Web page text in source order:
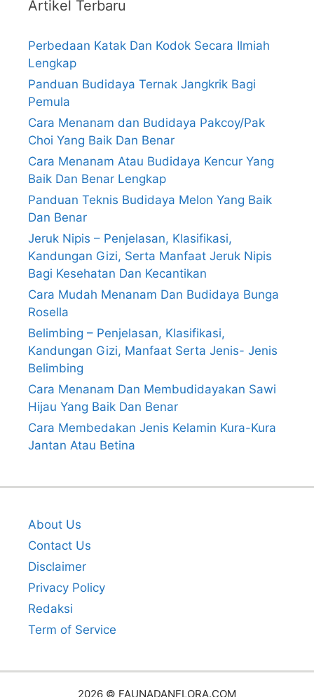
Artikel Terbaru
Perbedaan Katak Dan Kodok Secara Ilmiah
Lengkap
Panduan Budidaya Ternak Jangkrik Bagi
Pemula
Cara Menanam dan Budidaya Pakcoy/Pak
Choi Yang Baik Dan Benar
Cara Menanam Atau Budidaya Kencur Yang
Baik Dan Benar Lengkap
Panduan Teknis Budidaya Melon Yang Baik
Dan Benar
Jeruk Nipis – Penjelasan, Klasifikasi,
Kandungan Gizi, Serta Manfaat Jeruk Nipis
Bagi Kesehatan Dan Kecantikan
Cara Mudah Menanam Dan Budidaya Bunga
Rosella
Belimbing – Penjelasan, Klasifikasi,
Kandungan Gizi, Manfaat Serta Jenis- Jenis
Belimbing
Cara Menanam Dan Membudidayakan Sawi
Hijau Yang Baik Dan Benar
Cara Membedakan Jenis Kelamin Kura-Kura
Jantan Atau Betina
About Us
Contact Us
Disclaimer
Privacy Policy
Redaksi
Term of Service
2026 © FAUNADANFLORA.COM